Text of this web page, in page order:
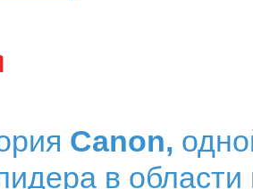
Canon,
в области